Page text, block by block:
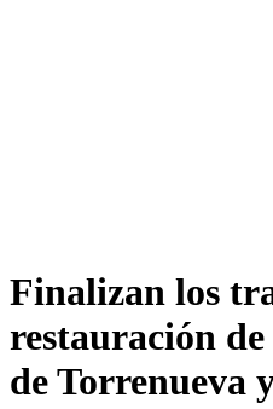
Finalizan los
restauración
de Torrenueva